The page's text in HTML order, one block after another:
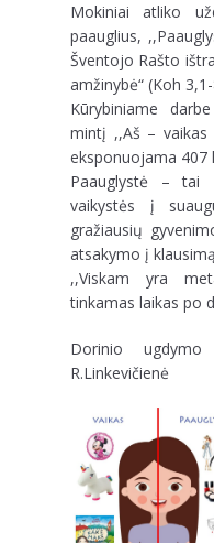
Mokiniai atliko
paauglius,
Šventojo Rašto
amžinybė“ (Koh
Kūrybiniame
mintį ,,Aš – vaikas
eksponuojama 407
Paauglystė – tai
vaikystės į
gražiausių
atsakymo į klausimą
,,Viskam yra
tinkamas laikas po
Dorinio
R.Linkevičienė